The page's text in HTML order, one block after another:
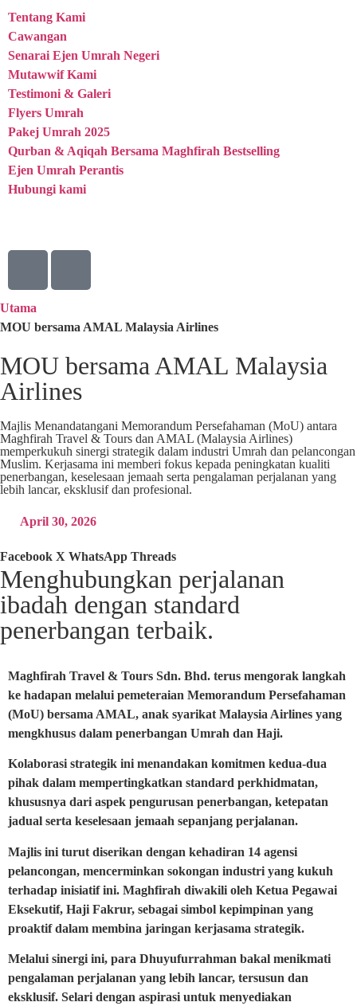
Tentang Kami
Cawangan
Senarai Ejen Umrah Negeri
Mutawwif Kami
Testimoni & Galeri
Flyers Umrah
Pakej Umrah 2025
Qurban & Aqiqah Bersama Maghfirah Bestselling
Ejen Umrah Perantis
Hubungi kami
Utama
MOU bersama AMAL Malaysia Airlines
MOU bersama AMAL Malaysia
Airlines
Majlis Menandatangani Memorandum Persefahaman (MoU) antara
Maghfirah Travel & Tours dan AMAL (Malaysia Airlines)
memperkukuh sinergi strategik dalam industri Umrah dan pelancongan
Muslim. Kerjasama ini memberi fokus kepada peningkatan kualiti
penerbangan, keselesaan jemaah serta pengalaman perjalanan yang
lebih lancar, eksklusif dan profesional.
April 30, 2026
Facebook X WhatsApp Threads
Menghubungkan perjalanan
ibadah dengan standard
penerbangan terbaik.
Maghfirah Travel & Tours Sdn. Bhd. terus mengorak langkah
ke hadapan melalui pemeteraian Memorandum Persefahaman
(MoU) bersama AMAL, anak syarikat Malaysia Airlines yang
mengkhusus dalam penerbangan Umrah dan Haji.
Kolaborasi strategik ini menandakan komitmen kedua-dua
pihak dalam mempertingkatkan standard perkhidmatan,
khususnya dari aspek pengurusan penerbangan, ketepatan
jadual serta keselesaan jemaah sepanjang perjalanan.
Majlis ini turut diserikan dengan kehadiran 14 agensi
pelancongan, mencerminkan sokongan industri yang kukuh
terhadap inisiatif ini. Maghfirah diwakili oleh Ketua Pegawai
Eksekutif, Haji Fakrur, sebagai simbol kepimpinan yang
proaktif dalam membina jaringan kerjasama strategik.
Melalui sinergi ini, para Dhuyufurrahman bakal menikmati
pengalaman perjalanan yang lebih lancar, tersusun dan
eksklusif. Selari dengan aspirasi untuk menyediakan